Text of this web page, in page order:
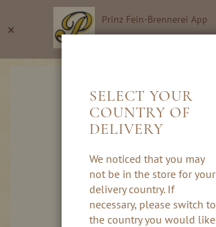
× Prinz Fein-Brennerei App
Inhalt
SELECT YOUR
COUNTRY OF
DELIVERY
We noticed that you may
not be in the store for your
delivery country. If
necessary, please switch to
the country you would like